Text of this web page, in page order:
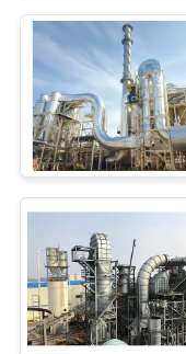
СДЕЛАТЬ
ЗАПРОС
КАРТА
САЙТА
PRIVACY
POLICY